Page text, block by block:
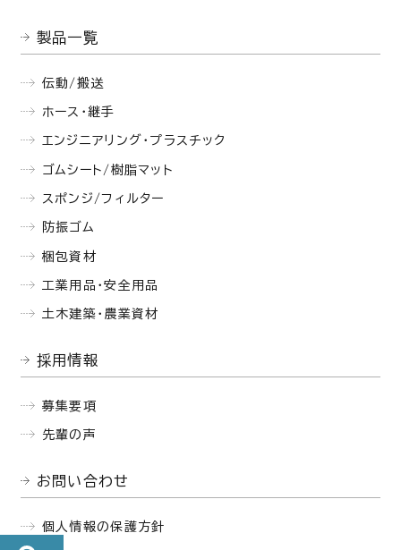
製品一覧
伝動/搬送
ホース・継手
エンジニアリング・プラスチック
ゴムシート/樹脂マット
スポンジ/フィルター
防振ゴム
梱包資材
工業用品・安全用品
土木建築・農業資材
採用情報
募集要項
先輩の声
お問い合わせ
個人情報の保護方針